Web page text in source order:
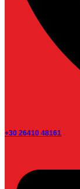
+30 26410 48161